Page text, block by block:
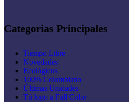
Categorias Principales
Tiempo Libre
Novedades
Ecológicos
100% Colombiano
Últimas Unidades
Tú logo a Full Color